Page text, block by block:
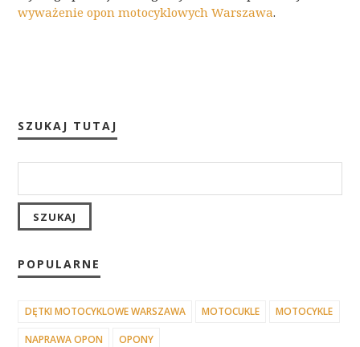
wyważenie opon motocyklowych Warszawa.
SZUKAJ TUTAJ
POPULARNE
DĘTKI MOTOCYKLOWE WARSZAWA MOTOCUKLE MOTOCYKLE
NAPRAWA OPON OPONY